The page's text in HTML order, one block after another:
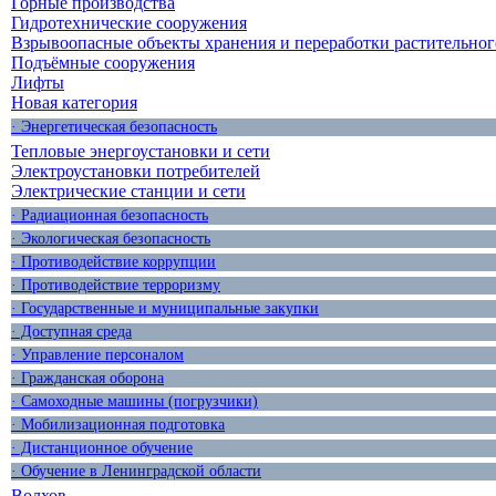
Гидротехнические сооружения
Взрывоопасные объекты хранения и переработки
Подъёмные сооружения
Лифты
Новая категория
· Энергетическая безопасность
Тепловые энергоустановки и сети
Электроустановки потребителей
Электрические станции и сети
· Радиационная безопасность
· Экологическая безопасность
· Противодействие коррупции
· Противодействие терроризму
· Государственные и муниципальные закупки
· Доступная среда
· Управление персоналом
· Гражданская оборона
· Самоходные машины (погрузчики)
· Мобилизационная подготовка
· Дистанционное обучение
· Обучение в Ленинградской области